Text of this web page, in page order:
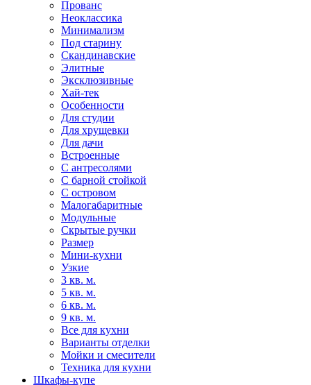
Прованс
Неоклассика
Минимализм
Под старину
Скандинавские
Элитные
Эксклюзивные
Хай-тек
Особенности
Для студии
Для хрущевки
Для дачи
Встроенные
С антресолями
С барной стойкой
С островом
Малогабаритные
Модульные
Скрытые ручки
Размер
Мини-кухни
Узкие
3 кв. м.
5 кв. м.
6 кв. м.
9 кв. м.
Все для кухни
Варианты отделки
Мойки и смесители
Техника для кухни
Шкафы-купе